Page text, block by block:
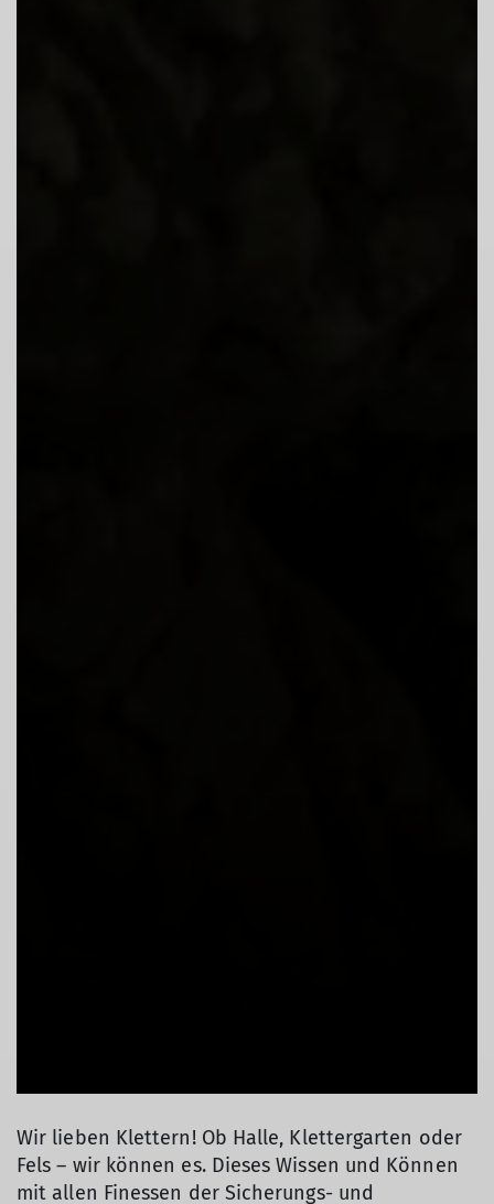
Wir lieben Klettern! Ob Halle, Klettergarten oder
Fels – wir können es. Dieses Wissen und Können
mit allen Finessen der Sicherungs- und